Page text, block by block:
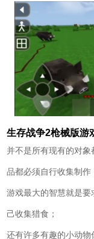
生存战争2枪械版游
并不是所有现有的对
品都必须自行收集制作
游戏最大的智慧就是
己收集猎食；
还有许多有趣的小动